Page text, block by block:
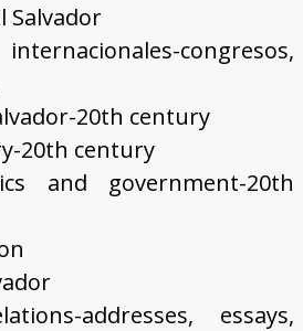
Salvador
congresos,
20th century
20th century
and government-20th
addresses, essays,